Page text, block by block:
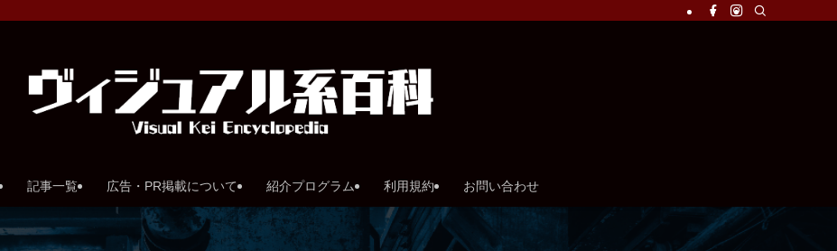
記事一覧 広告・PR掲載について 紹介プログラム 利用規約 お問い合わせ